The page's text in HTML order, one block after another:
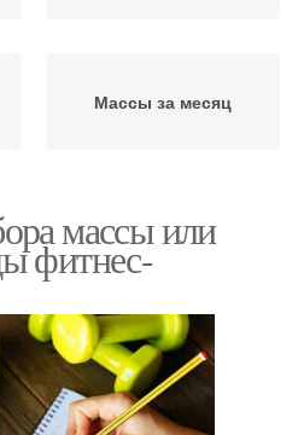
Массы за месяц
массы или
фитнес-